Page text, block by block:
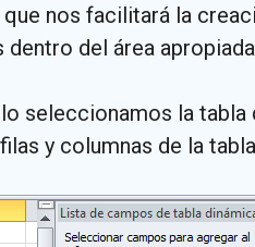
nos facilitará la
del área
seleccionamos la tabla
y columnas de la